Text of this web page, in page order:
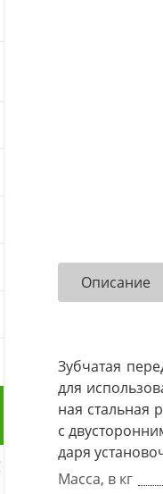
Описание
Зуб­ча­тая
для
ная сталь­ная
с
да­ря
Масса, в кг